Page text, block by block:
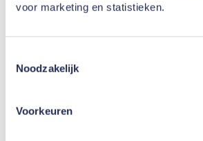
voor marketing en statistieken.
Noodzakelijk
Voorkeuren
De inhoud van onze